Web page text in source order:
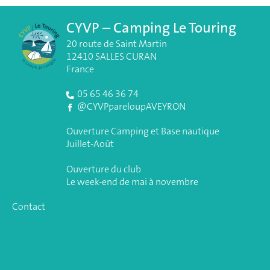
CYVP – Camping Le Touring
20 route de Saint Martin
12410 SALLES CURAN
France
05 65 46 36 74
@CYVPpareloupAVEYRON
Ouverture Camping et Base nautique
Juillet-Août
Ouverture du club
Le week-end de mai à novembre
Contact